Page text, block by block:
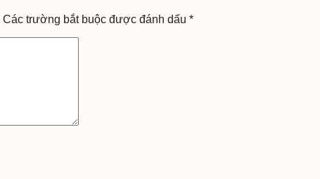
Các trường bắt buộc được đánh dấu *